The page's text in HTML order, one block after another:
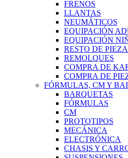
FRENOS
LLANTAS
NEUMÁTICOS
EQUIPACIÓN
EQUIPACIÓN
RESTO DE
REMOLQUES
COMPRA DE
COMPRA DE
FÓRMULAS, CM Y
BARQUETAS
FÓRMULAS
CM
PROTOTIPOS
MECÁNICA
ELECTRÓNICA
CHASIS Y